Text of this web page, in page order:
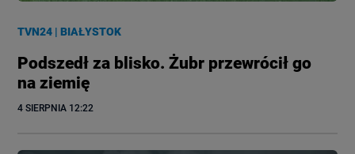
TVN24 |BIAŁYSTOK
Podszedł za blisko. Żubr przewrócił go
na ziemię
4 SIERPNIA 12:22